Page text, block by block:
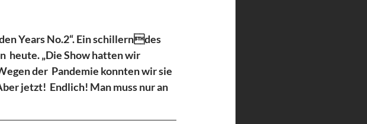
Years No.2“. Ein schillerndes
heute. „Die Show hatten wir
der  Pandemie konnten wir sie
jetzt!  Endlich! Man muss nur an